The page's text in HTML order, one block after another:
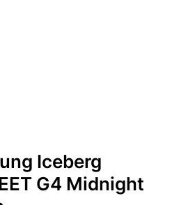
Iceberg
G4 Midnight